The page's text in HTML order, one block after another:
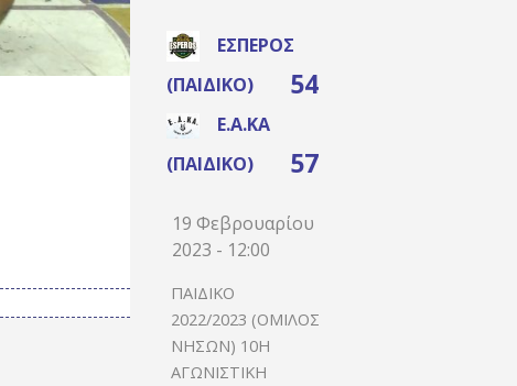
ΈΣΠΕΡΟΣ
(ΠΑΙΔΙΚΌ)
54
Ε.Α.ΚΑ
(ΠΑΙΔΙΚΌ)
57
19 Φεβρουαρίου
2023 - 12:00
ΠΑΙΔΙΚΌ
2022/2023 (ΌΜΙΛΟΣ
ΝΉΣΩΝ) 10Η
ΑΓΩΝΙΣΤΙΚΉ